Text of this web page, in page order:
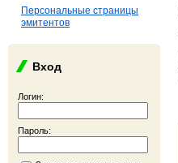
Персональные страницы
эмитентов
Вход
Логин:
Пароль: